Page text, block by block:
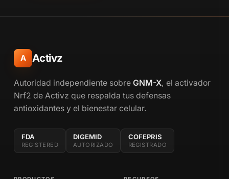
A Activz
Autoridad independiente sobre GNM-X, el activador
Nrf2 de Activz que respalda tus defensas
antioxidantes y el bienestar celular.
FDA
REGISTERED
DIGEMID
AUTORIZADO
COFEPRIS
REGISTRADO